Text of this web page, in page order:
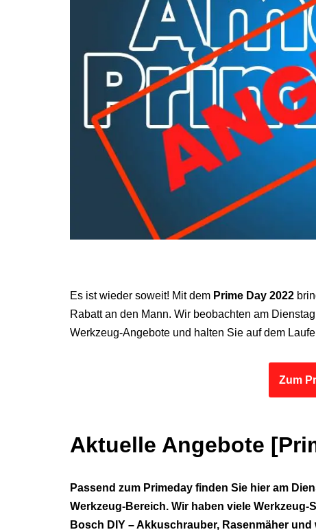
Es ist wieder soweit! Mit dem Prime Day 2022
Rabatt an den Mann. Wir beobachten am
Werkzeug-Angebote und halten Sie auf dem
Zum
Aktuelle Angebote
Passend zum Primeday finden Sie hier am
Werkzeug-Bereich. Wir haben viele
Bosch DIY – Akkuschrauber, Rasenmäher